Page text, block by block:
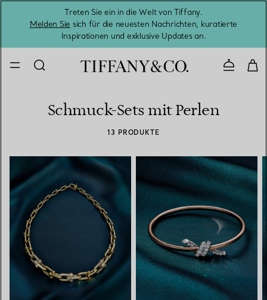
Treten Sie ein in die Welt von Tiffany.
Melden Sie sich für die neuesten Nachrichten, kuratierte
Inspirationen und exklusive Updates an.
Schmuck-Sets mit Perlen
13 PRODUKTE